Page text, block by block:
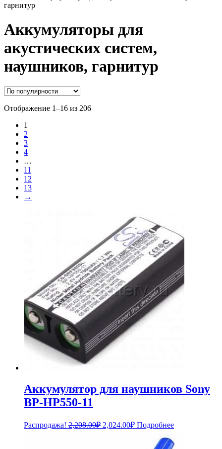
гарнитур
Аккумуляторы для
акустических систем,
наушников, гарнитур
Отображение 1–16 из 206Сортировка:
1
2
3
4
…
11
12
13
→
Аккумулятор для наушников Sony
BP-HP550-11
Распродажа! 2,208.00₽ Первоначальная
2,024.00₽Текущая
цена:
2,024.00₽.
Подробнее